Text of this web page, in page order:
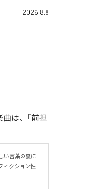
2026.8.8
は、「前担
い言葉の裏に
ィクション性